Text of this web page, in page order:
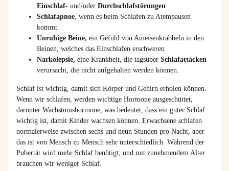
Einschlaf- und/oder Durchschlafstörungen
Schlafapnoe, wenn es beim Schlafen zu Atempausen
kommt.
Unruhige Beine, ein Gefühl von Ameisenkrabbeln in den
Beinen, welches das Einschlafen erschweren
Narkolepsie, eine Krankheit, die tagsüber Schlafattacken
verursacht, die nicht aufgehalten werden können.
Schlaf ist wichtig, damit sich Körper und Gehirn erholen können.
Wenn wir schlafen, werden wichtige Hormone ausgeschüttet,
darunter Wachstumshormone, was bedeutet, dass ein guter Schlaf
wichtig ist, damit Kinder wachsen können. Erwachsene schlafen
normalerweise zwischen sechs und neun Stunden pro Nacht, aber
das ist von Mensch zu Mensch sehr unterschiedlich. Während der
Pubertät wird mehr Schlaf benötigt, und mit zunehmendem Alter
brauchen wir weniger Schlaf.